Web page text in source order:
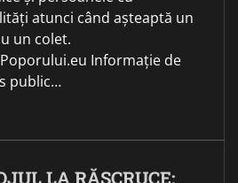
atunci când așteaptă un
un colet.
Informație de
public…
LA RĂSCRUCE: